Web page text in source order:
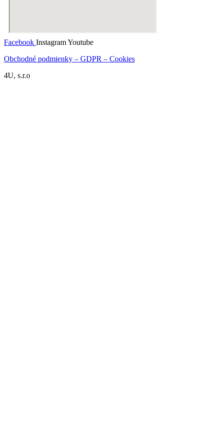
Facebook InstagramYoutube
Obchodné podmienky – GDPR – Cookies
4U, s.r.o